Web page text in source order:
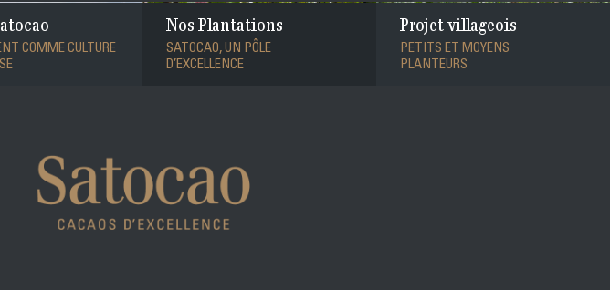
COMME CULTURE
Nos Plantations
SATOCAO, UN PÔLE
D’EXCELLENCE
Projet villageois
PETITS ET MOYENS
PLANTEURS